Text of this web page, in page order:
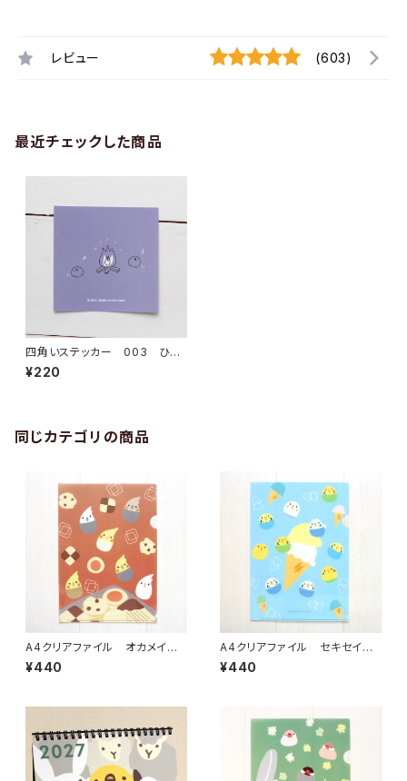
レビュー (603)
最近チェックした商品
四角いステッカー 003 ひよ
こさんキャンプ
¥220
同じカテゴリの商品
A4クリアファイル オカメイン
コ クッキー
¥440
A4クリアファイル セキセイイ
ンコ アイス
¥440